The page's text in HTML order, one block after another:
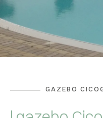
GAZEBO